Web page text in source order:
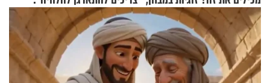
הפעם עם יהודית ואלתר כהן
זוגיות במבחן, הפעם עם מרים
וגד דנינו